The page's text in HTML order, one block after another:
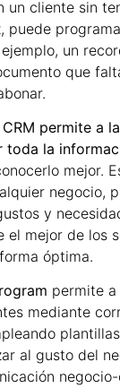
un cliente sin
puede
un
que
permite a
toda la
mejor.
negocio,
y
el mejor de los
óptima.
permite a
mediante
al gusto del